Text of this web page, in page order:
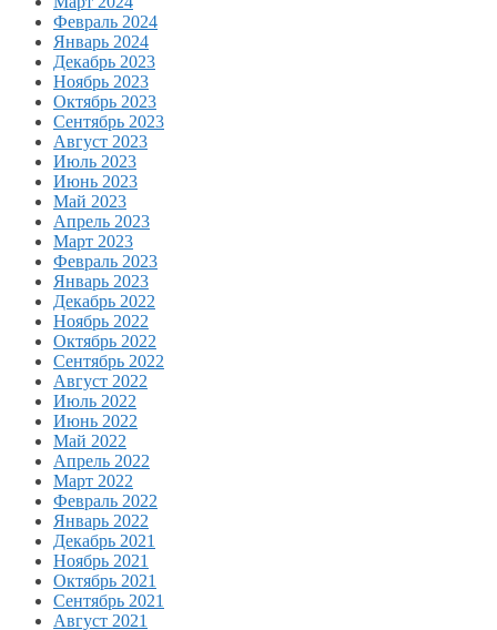
Февраль 2024
Январь 2024
Декабрь 2023
Ноябрь 2023
Октябрь 2023
Сентябрь 2023
Август 2023
Июль 2023
Июнь 2023
Май 2023
Апрель 2023
Март 2023
Февраль 2023
Январь 2023
Декабрь 2022
Ноябрь 2022
Октябрь 2022
Сентябрь 2022
Август 2022
Июль 2022
Июнь 2022
Май 2022
Апрель 2022
Март 2022
Февраль 2022
Январь 2022
Декабрь 2021
Ноябрь 2021
Октябрь 2021
Сентябрь 2021
Август 2021